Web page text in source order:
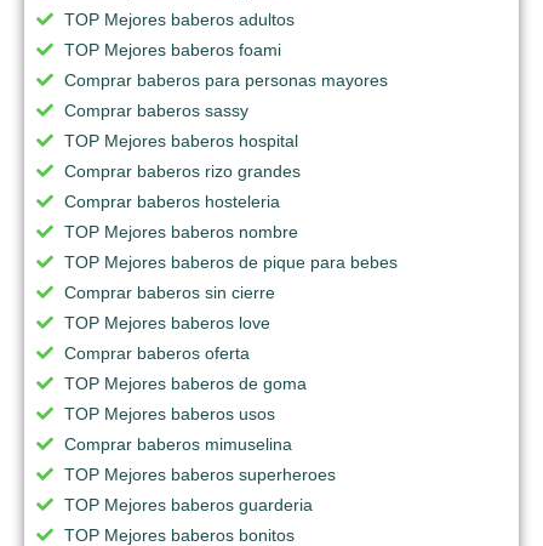
TOP Mejores baberos adultos
TOP Mejores baberos foami
Comprar baberos para personas mayores
Comprar baberos sassy
TOP Mejores baberos hospital
Comprar baberos rizo grandes
Comprar baberos hosteleria
TOP Mejores baberos nombre
TOP Mejores baberos de pique para bebes
Comprar baberos sin cierre
TOP Mejores baberos love
Comprar baberos oferta
TOP Mejores baberos de goma
TOP Mejores baberos usos
Comprar baberos mimuselina
TOP Mejores baberos superheroes
TOP Mejores baberos guarderia
TOP Mejores baberos bonitos